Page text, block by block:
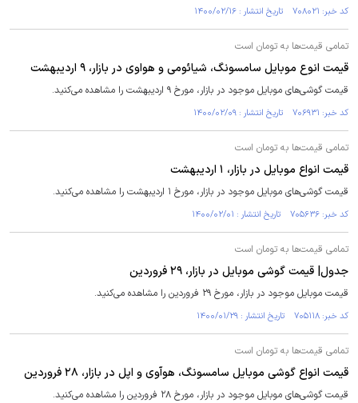
کد خبر: ۷۰۸۰۲۱ تاریخ انتشار : ۱۴۰۰/۰۲/۱۶
تمامی قیمت‌ها به تومان است
قیمت انوع موبایل سامسونگ، شیائومی و هواوی در بازار، ۹ اردیبهشت
قیمت گوشی‌های موبایل موجود در بازار، مورخ ۹ اردیبهشت را مشاهده می‌کنید.
کد خبر: ۷۰۶۹۳۱ تاریخ انتشار : ۱۴۰۰/۰۲/۰۹
تمامی قیمت‌ها به تومان است
قیمت انواع موبایل در بازار، ۱ اردیبهشت
قیمت گوشی‌های موبایل موجود در بازار، مورخ ۱ اردیبهشت را مشاهده می‌کنید.
کد خبر: ۷۰۵۶۳۶ تاریخ انتشار : ۱۴۰۰/۰۲/۰۱
تمامی قیمت‌ها به تومان است
جدول| قیمت گوشی موبایل در بازار، ۲۹ فروردین
قیمت موبایل موجود در بازار، مورخ ۲۹ فروردین را مشاهده می‌کنید.
کد خبر: ۷۰۵۱۱۸ تاریخ انتشار : ۱۴۰۰/۰۱/۲۹
تمامی قیمت‌ها به تومان است
قیمت انواع گوشی موبایل سامسونگ، هوآوی و اپل در بازار، ۲۸ فروردین
قیمت گوشی‌های موبایل موجود در بازار، مورخ ۲۸ فروردین را مشاهده می‌کنید.